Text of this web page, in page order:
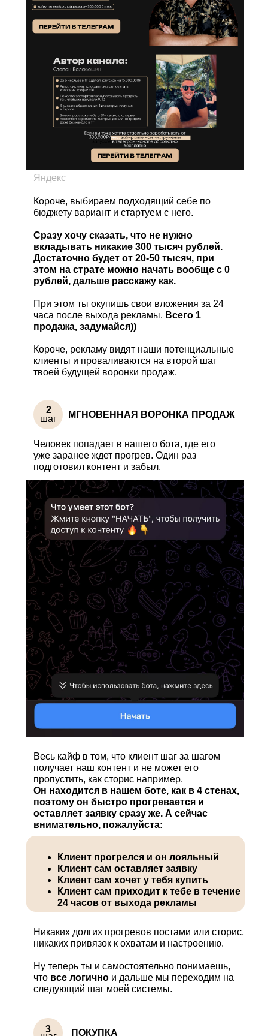
Яндекс
Короче, выбираем подходящий себе по
бюджету вариант и стартуем с него.
Сразу хочу сказать, что не нужно
вкладывать никакие 300 тысяч рублей.
Достаточно будет от 20-50 тысяч, при
этом на страте можно начать вообще с 0
рублей, дальше расскажу как.
При этом ты окупишь свои вложения за 24
часа после выхода рекламы. Всего 1
продажа, задумайся))
Короче, рекламу видят наши потенциальные
клиенты и проваливаются на второй шаг
твоей будущей воронки продаж.
МГНОВЕННАЯ ВОРОНКА ПРОДАЖ
2
шаг
Человек попадает в нашего бота, где его
уже заранее ждет прогрев. Один раз
подготовил контент и забыл.
Весь кайф в том, что клиент шаг за шагом
получает наш контент и не может его
пропустить, как сторис например.
Он находится в нашем боте, как в 4 стенах,
поэтому он быстро прогревается и
оставляет заявку сразу же. А сейчас
внимательно, пожалуйста:
Клиент прогрелся и он лояльный
Клиент сам оставляет заявку
Клиент сам хочет у тебя купить
Клиент сам приходит к тебе в течение
24 часов от выхода рекламы
Никаких долгих прогревов постами или сторис,
никаких привязок к охватам и настроению.
Ну теперь ты и самостоятельно понимаешь,
что все логично и дальше мы переходим на
следующий шаг моей системы.
ПОКУПКА
3